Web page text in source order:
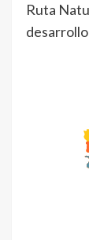
Ruta